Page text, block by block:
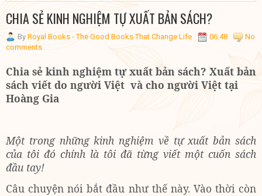
CHIA SẺ KINH NGHIỆM TỰ XUẤT BẢN SÁCH?
By Royal Books - The Good Books That Change Life 06:48
No
comments
Chia sẻ kinh nghiệm tự xuất bản sách? Xuất bản
sách viết do người Việt và cho người Việt tại
Hoàng Gia
Một trong những kinh nghiệm về tự xuất bản sách
của tôi đó chính là tôi đã từng viết một cuốn sách
đầu tay!
Câu chuyện nói bắt đầu như thế này. Vào thời còn